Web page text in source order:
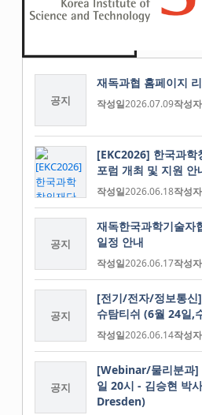
공지
재독과협 홈페이지
작성일2026.07.09작성자
[EKC2026] 한국과학
포럼 개최 및 지원
작성일2026.06.18작성자
공지
재독한국과학기술자
일정 안내
작성일2026.06.17작성자
공지
[전기/전자/정보통신
슈탐티쉬 (6월 24일,
작성일2026.06.14작성자
공지
[Webinar/물리분과]
일 20시 - 김승현 박
Dresden)